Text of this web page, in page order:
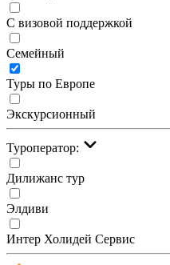
С визовой поддержкой
Семейный
Туры по Европе
Экскурсионный
Туроператор:
Дилижанс тур
Элдиви
Интер Холидей Сервис